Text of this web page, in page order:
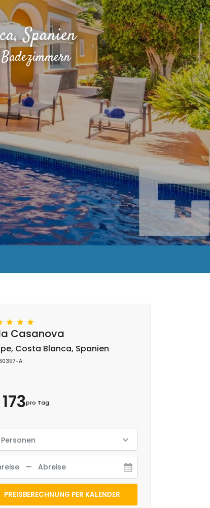
Spanien
Casanova
Costa Blanca, Spanien
A
pro Tag
PREISBERECHNUNG PER KALENDER